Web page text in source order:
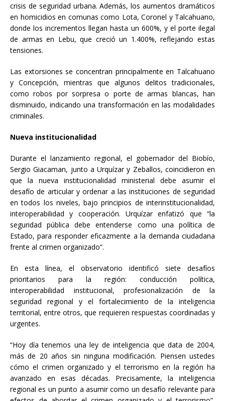
crisis de seguridad urbana. Además, los aumentos dramáticos
en homicidios en comunas como Lota, Coronel y Talcahuano,
donde los incrementos llegan hasta un 600%, y el porte ilegal
de armas en Lebu, que creció un 1.400%, reflejando estas
tensiones.
Las extorsiones se concentran principalmente en Talcahuano
y Concepción, mientras que algunos delitos tradicionales,
como robos por sorpresa o porte de armas blancas, han
disminuido, indicando una transformación en las modalidades
criminales.
Nueva institucionalidad
Durante el lanzamiento regional, el gobernador del Biobío,
Sergio Giacaman, junto a Urquízar y Zeballos, coincidieron en
que la nueva institucionalidad ministerial debe asumir el
desafío de articular y ordenar a las instituciones de seguridad
en todos los niveles, bajo principios de interinstitucionalidad,
interoperabilidad y cooperación. Urquízar enfatizó que “la
seguridad pública debe entenderse como una política de
Estado, para responder eficazmente a la demanda ciudadana
frente al crimen organizado”.
En esta línea, el observatorio identificó siete desafíos
prioritarios para la región: conducción política,
interoperabilidad institucional, profesionalización de la
seguridad regional y el fortalecimiento de la inteligencia
territorial, entre otros, que requieren respuestas coordinadas y
urgentes.
“Hoy día tenemos una ley de inteligencia que data de 2004,
más de 20 años sin ninguna modificación. Piensen ustedes
cómo el crimen organizado y el terrorismo en la región ha
avanzado en esas décadas. Precisamente, la inteligencia
regional es un punto a asumir como un desafío relevante para